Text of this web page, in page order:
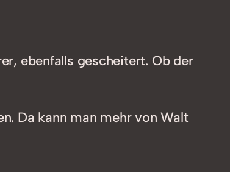
ebenfalls gescheitert. Ob der
Da kann man mehr von Walt